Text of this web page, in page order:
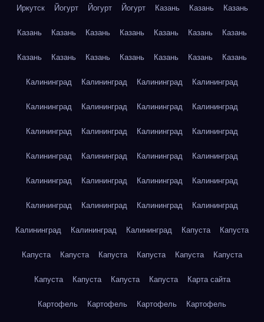
Иркутск Йогурт Йогурт Йогурт Казань Казань Казань
Казань Казань Казань Казань Казань Казань Казань
Казань Казань Казань Казань Казань Казань Казань
Калининград Калининград Калининград Калининград
Калининград Калининград Калининград Калининград
Калининград Калининград Калининград Калининград
Калининград Калининград Калининград Калининград
Калининград Калининград Калининград Калининград
Калининград Калининград Калининград Калининград
Калининград Калининград Калининград Капуста Капуста
Капуста Капуста Капуста Капуста Капуста Капуста
Капуста Капуста Капуста Капуста Карта сайта
Картофель Картофель Картофель Картофель